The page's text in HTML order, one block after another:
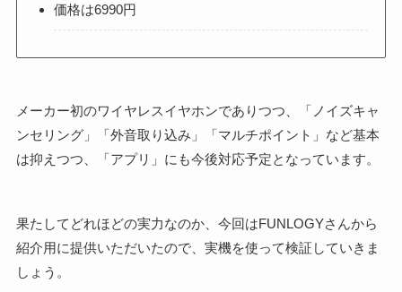
価格は6990円
メーカー初のワイヤレスイヤホンでありつつ、「ノイズキャ
ンセリング」「外音取り込み」「マルチポイント」など基本
は抑えつつ、「アプリ」にも今後対応予定となっています。
果たしてどれほどの実力なのか、今回はFUNLOGYさんから
紹介用に提供いただいたので、実機を使って検証していきま
しょう。